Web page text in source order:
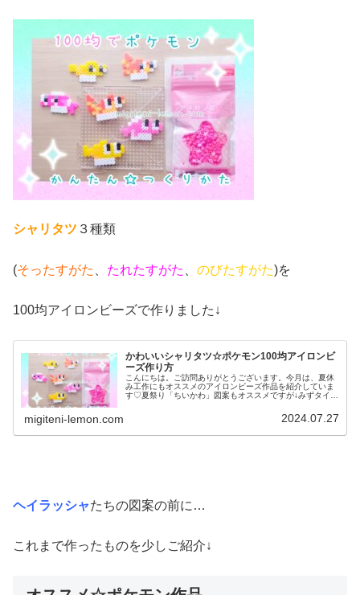
シャリタツ ３種類
(そったすがた たれたすがた のびたすがた)を
100均アイロンビーズで作りました↓
かわいいシャリタツ☆ポケモン100均アイロンビ
ーズ作り方
こんにちは。ご訪問ありがとうございます。今月は、夏休
み工作にもオススメのアイロンビーズ作品を紹介していま
す♡夏祭り「ちいかわ」図案もオススメですが↓みずタイプ
migiteni-lemon.com 2024.07.27
ヘイラッシャたちの図案の前に…
これまで作ったものを少しご紹介↓